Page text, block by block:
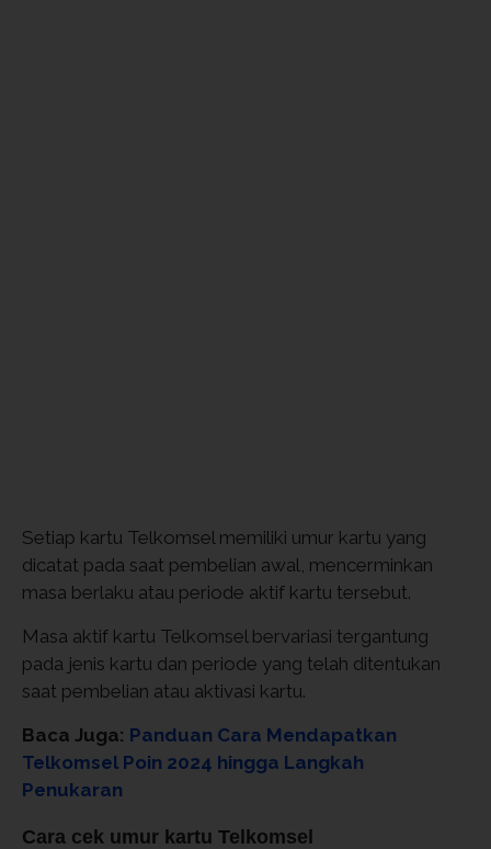
Setiap kartu Telkomsel memiliki umur kartu yang
dicatat pada saat pembelian awal, mencerminkan
masa berlaku atau periode aktif kartu tersebut.
Masa aktif kartu Telkomsel bervariasi tergantung
pada jenis kartu dan periode yang telah ditentukan
saat pembelian atau aktivasi kartu.
Baca Juga: Panduan Cara Mendapatkan
Telkomsel Poin 2024 hingga Langkah
Penukaran
​Cara cek umur kartu Telkomsel